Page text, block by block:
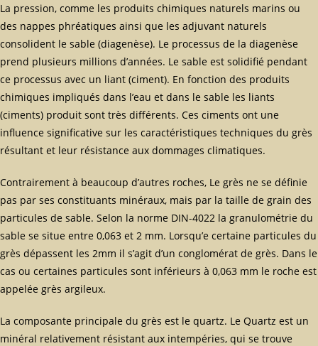
La pression, comme les produits chimiques naturels marins ou
des nappes phréatiques ainsi que les adjuvant naturels
consolident le sable (diagenèse). Le processus de la diagenèse
prend plusieurs millions d’années. Le sable est solidifié pendant
ce processus avec un liant (ciment). En fonction des produits
chimiques impliqués dans l’eau et dans le sable les liants
(ciments) produit sont très différents. Ces ciments ont une
influence significative sur les caractéristiques techniques du grès
résultant et leur résistance aux dommages climatiques.
Contrairement à beaucoup d’autres roches, Le grès ne se définie
pas par ses constituants minéraux, mais par la taille de grain des
particules de sable. Selon la norme DIN-4022 la granulométrie du
sable se situe entre 0,063 et 2 mm. Lorsqu’e certaine particules du
grès dépassent les 2mm il s’agit d’un conglomérat de grès. Dans le
cas ou certaines particules sont inférieurs à 0,063 mm le roche est
appelée grès argileux.
La composante principale du grès est le quartz. Le Quartz est un
minéral relativement résistant aux intempéries, qui se trouve